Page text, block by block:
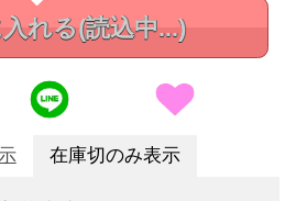
れる(読込中...)
在庫切のみ表示